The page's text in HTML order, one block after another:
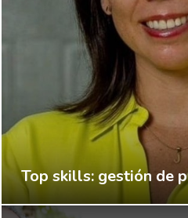
Top skills: gestión de